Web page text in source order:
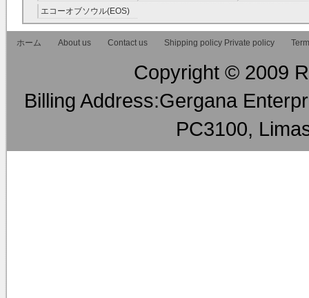
ァルコネ) RMT
エコーオブソウル(EOS)
RMT
ホーム
About us Contact us Shipping policy Private policy
Copyright © 2009
Billing Address:Gergana
PC3100,